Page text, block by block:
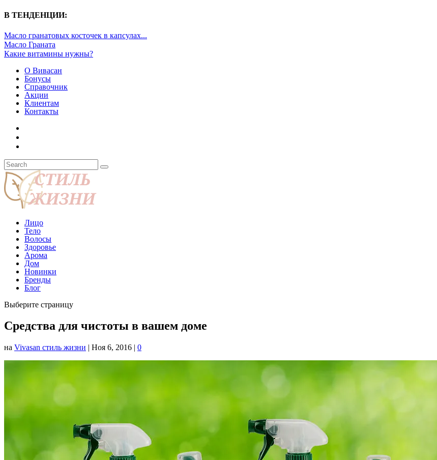
В ТЕНДЕНЦИИ:
Масло гранатовых косточек в капсулах...
Масло Граната
Какие витамины нужны?
О Вивасан
Бонусы
Справочник
Акции
Клиентам
Контакты
Лицо
Тело
Волосы
Здоровье
Арома
Дом
Новинки
Бренды
Блог
Выберите страницу
Средства для чистоты в вашем доме
на Vivasan стиль жизни | Ноя 6, 2016 | 0